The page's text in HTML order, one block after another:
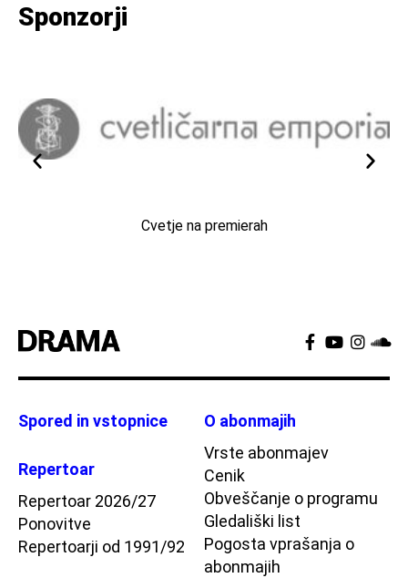
Sponzorji
Cvetje na premierah
Spored in vstopnice
Repertoar
Repertoar 2026/27
Ponovitve
Repertoarji od 1991/92
O abonmajih
Vrste abonmajev
Cenik
Obveščanje o programu
Gledališki list
Pogosta vprašanja o
abonmajih